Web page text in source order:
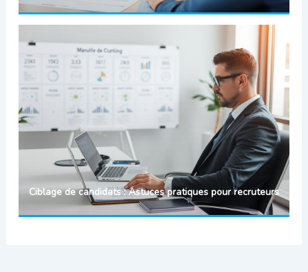
Ciblage de candidats : Astuces pratiques pour recruteurs